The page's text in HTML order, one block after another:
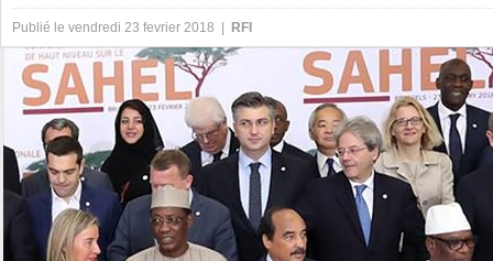
Publié le vendredi 23 fevrier 2018 | RFI